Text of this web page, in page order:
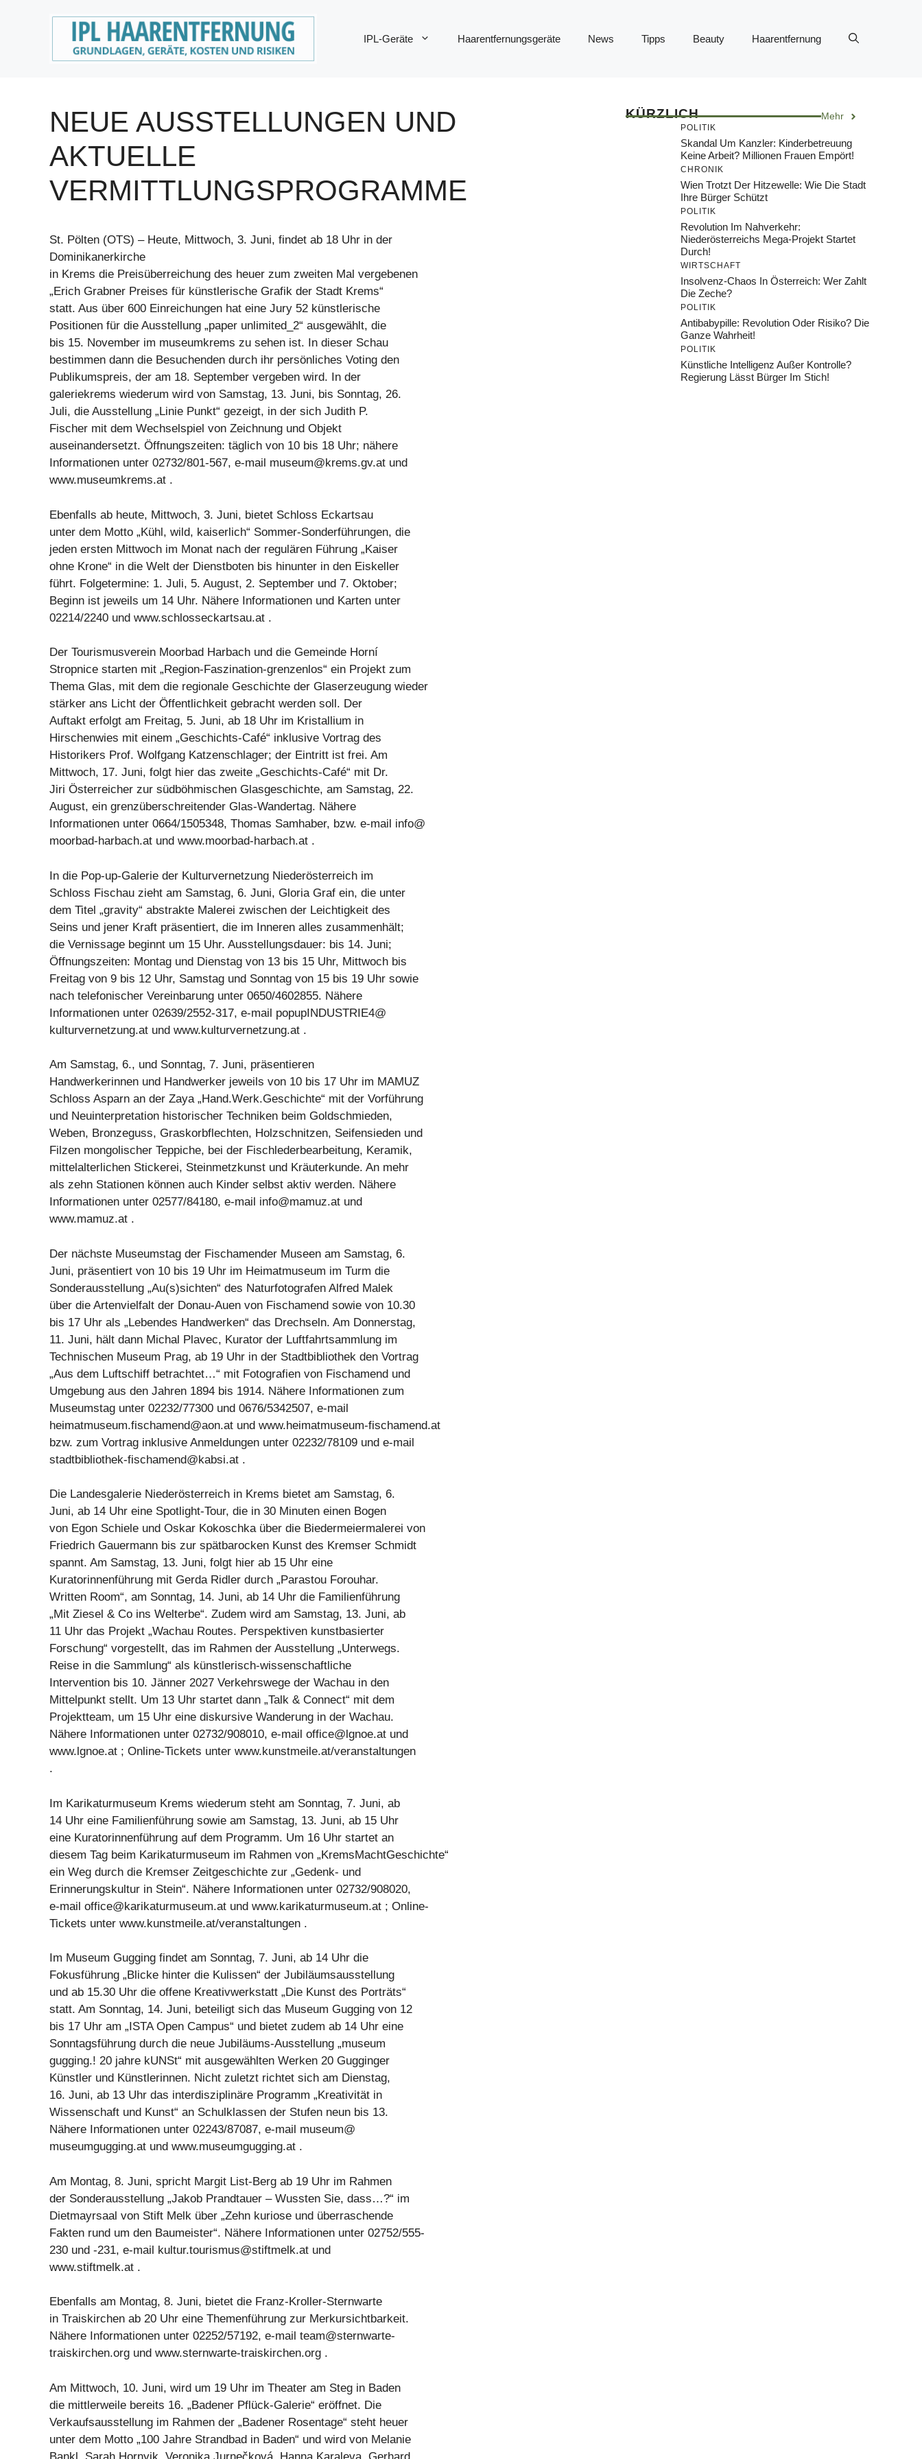
IPL-Geräte Haarentfernungsgeräte News Tipps Beauty Haarentfernung
NEUE AUSSTELLUNGEN UND
AKTUELLE
VERMITTLUNGSPROGRAMME
St. Pölten (OTS) – Heute, Mittwoch, 3. Juni, findet ab 18 Uhr in der
Dominikanerkirche
in Krems die Preisüberreichung des heuer zum zweiten Mal vergebenen
„Erich Grabner Preises für künstlerische Grafik der Stadt Krems“
statt. Aus über 600 Einreichungen hat eine Jury 52 künstlerische
Positionen für die Ausstellung „paper unlimited_2“ ausgewählt, die
bis 15. November im museumkrems zu sehen ist. In dieser Schau
bestimmen dann die Besuchenden durch ihr persönliches Voting den
Publikumspreis, der am 18. September vergeben wird. In der
galeriekrems wiederum wird von Samstag, 13. Juni, bis Sonntag, 26.
Juli, die Ausstellung „Linie Punkt“ gezeigt, in der sich Judith P.
Fischer mit dem Wechselspiel von Zeichnung und Objekt
auseinandersetzt. Öffnungszeiten: täglich von 10 bis 18 Uhr; nähere
Informationen unter 02732/801-567, e-mail museum@krems.gv.at und
www.museumkrems.at .
Ebenfalls ab heute, Mittwoch, 3. Juni, bietet Schloss Eckartsau
unter dem Motto „Kühl, wild, kaiserlich“ Sommer-Sonderführungen, die
jeden ersten Mittwoch im Monat nach der regulären Führung „Kaiser
ohne Krone“ in die Welt der Dienstboten bis hinunter in den Eiskeller
führt. Folgetermine: 1. Juli, 5. August, 2. September und 7. Oktober;
Beginn ist jeweils um 14 Uhr. Nähere Informationen und Karten unter
02214/2240 und www.schlosseckartsau.at .
Der Tourismusverein Moorbad Harbach und die Gemeinde Horní
Stropnice starten mit „Region-Faszination-grenzenlos“ ein Projekt zum
Thema Glas, mit dem die regionale Geschichte der Glaserzeugung wieder
stärker ans Licht der Öffentlichkeit gebracht werden soll. Der
Auftakt erfolgt am Freitag, 5. Juni, ab 18 Uhr im Kristallium in
Hirschenwies mit einem „Geschichts-Café“ inklusive Vortrag des
Historikers Prof. Wolfgang Katzenschlager; der Eintritt ist frei. Am
Mittwoch, 17. Juni, folgt hier das zweite „Geschichts-Café“ mit Dr.
Jiri Österreicher zur südböhmischen Glasgeschichte, am Samstag, 22.
August, ein grenzüberschreitender Glas-Wandertag. Nähere
Informationen unter 0664/1505348, Thomas Samhaber, bzw. e-mail info@
moorbad-harbach.at und www.moorbad-harbach.at .
In die Pop-up-Galerie der Kulturvernetzung Niederösterreich im
Schloss Fischau zieht am Samstag, 6. Juni, Gloria Graf ein, die unter
dem Titel „gravity“ abstrakte Malerei zwischen der Leichtigkeit des
Seins und jener Kraft präsentiert, die im Inneren alles zusammenhält;
die Vernissage beginnt um 15 Uhr. Ausstellungsdauer: bis 14. Juni;
Öffnungszeiten: Montag und Dienstag von 13 bis 15 Uhr, Mittwoch bis
Freitag von 9 bis 12 Uhr, Samstag und Sonntag von 15 bis 19 Uhr sowie
nach telefonischer Vereinbarung unter 0650/4602855. Nähere
Informationen unter 02639/2552-317, e-mail popupINDUSTRIE4@
kulturvernetzung.at und www.kulturvernetzung.at .
Am Samstag, 6., und Sonntag, 7. Juni, präsentieren
Handwerkerinnen und Handwerker jeweils von 10 bis 17 Uhr im MAMUZ
Schloss Asparn an der Zaya „Hand.Werk.Geschichte“ mit der Vorführung
und Neuinterpretation historischer Techniken beim Goldschmieden,
Weben, Bronzeguss, Graskorbflechten, Holzschnitzen, Seifensieden und
Filzen mongolischer Teppiche, bei der Fischlederbearbeitung, Keramik,
mittelalterlichen Stickerei, Steinmetzkunst und Kräuterkunde. An mehr
als zehn Stationen können auch Kinder selbst aktiv werden. Nähere
Informationen unter 02577/84180, e-mail info@mamuz.at und
www.mamuz.at .
Der nächste Museumstag der Fischamender Museen am Samstag, 6.
Juni, präsentiert von 10 bis 19 Uhr im Heimatmuseum im Turm die
Sonderausstellung „Au(s)sichten“ des Naturfotografen Alfred Malek
über die Artenvielfalt der Donau-Auen von Fischamend sowie von 10.30
bis 17 Uhr als „Lebendes Handwerken“ das Drechseln. Am Donnerstag,
11. Juni, hält dann Michal Plavec, Kurator der Luftfahrtsammlung im
Technischen Museum Prag, ab 19 Uhr in der Stadtbibliothek den Vortrag
„Aus dem Luftschiff betrachtet…“ mit Fotografien von Fischamend und
Umgebung aus den Jahren 1894 bis 1914. Nähere Informationen zum
Museumstag unter 02232/77300 und 0676/5342507, e-mail
heimatmuseum.fischamend@aon.at und www.heimatmuseum-fischamend.at
bzw. zum Vortrag inklusive Anmeldungen unter 02232/78109 und e-mail
stadtbibliothek-fischamend@kabsi.at .
Die Landesgalerie Niederösterreich in Krems bietet am Samstag, 6.
Juni, ab 14 Uhr eine Spotlight-Tour, die in 30 Minuten einen Bogen
von Egon Schiele und Oskar Kokoschka über die Biedermeiermalerei von
Friedrich Gauermann bis zur spätbarocken Kunst des Kremser Schmidt
spannt. Am Samstag, 13. Juni, folgt hier ab 15 Uhr eine
Kuratorinnenführung mit Gerda Ridler durch „Parastou Forouhar.
Written Room“, am Sonntag, 14. Juni, ab 14 Uhr die Familienführung
„Mit Ziesel & Co ins Welterbe“. Zudem wird am Samstag, 13. Juni, ab
11 Uhr das Projekt „Wachau Routes. Perspektiven kunstbasierter
Forschung“ vorgestellt, das im Rahmen der Ausstellung „Unterwegs.
Reise in die Sammlung“ als künstlerisch-wissenschaftliche
Intervention bis 10. Jänner 2027 Verkehrswege der Wachau in den
Mittelpunkt stellt. Um 13 Uhr startet dann „Talk & Connect“ mit dem
Projektteam, um 15 Uhr eine diskursive Wanderung in der Wachau.
Nähere Informationen unter 02732/908010, e-mail office@lgnoe.at und
www.lgnoe.at ; Online-Tickets unter www.kunstmeile.at/veranstaltungen
.
Im Karikaturmuseum Krems wiederum steht am Sonntag, 7. Juni, ab
14 Uhr eine Familienführung sowie am Samstag, 13. Juni, ab 15 Uhr
eine Kuratorinnenführung auf dem Programm. Um 16 Uhr startet an
diesem Tag beim Karikaturmuseum im Rahmen von „KremsMachtGeschichte“
ein Weg durch die Kremser Zeitgeschichte zur „Gedenk- und
Erinnerungskultur in Stein“. Nähere Informationen unter 02732/908020,
e-mail office@karikaturmuseum.at und www.karikaturmuseum.at ; Online-
Tickets unter www.kunstmeile.at/veranstaltungen .
Im Museum Gugging findet am Sonntag, 7. Juni, ab 14 Uhr die
Fokusführung „Blicke hinter die Kulissen“ der Jubiläumsausstellung
und ab 15.30 Uhr die offene Kreativwerkstatt „Die Kunst des Porträts“
statt. Am Sonntag, 14. Juni, beteiligt sich das Museum Gugging von 12
bis 17 Uhr am „ISTA Open Campus“ und bietet zudem ab 14 Uhr eine
Sonntagsführung durch die neue Jubiläums-Ausstellung „museum
gugging.! 20 jahre kUNSt“ mit ausgewählten Werken 20 Gugginger
Künstler und Künstlerinnen. Nicht zuletzt richtet sich am Dienstag,
16. Juni, ab 13 Uhr das interdisziplinäre Programm „Kreativität in
Wissenschaft und Kunst“ an Schulklassen der Stufen neun bis 13.
Nähere Informationen unter 02243/87087, e-mail museum@
museumgugging.at und www.museumgugging.at .
Am Montag, 8. Juni, spricht Margit List-Berg ab 19 Uhr im Rahmen
der Sonderausstellung „Jakob Prandtauer – Wussten Sie, dass…?“ im
Dietmayrsaal von Stift Melk über „Zehn kuriose und überraschende
Fakten rund um den Baumeister“. Nähere Informationen unter 02752/555-
230 und -231, e-mail kultur.tourismus@stiftmelk.at und
www.stiftmelk.at .
Ebenfalls am Montag, 8. Juni, bietet die Franz-Kroller-Sternwarte
in Traiskirchen ab 20 Uhr eine Themenführung zur Merkursichtbarkeit.
Nähere Informationen unter 02252/57192, e-mail team@sternwarte-
traiskirchen.org und www.sternwarte-traiskirchen.org .
Am Mittwoch, 10. Juni, wird um 19 Uhr im Theater am Steg in Baden
die mittlerweile bereits 16. „Badener Pflück-Galerie“ eröffnet. Die
Verkaufsausstellung im Rahmen der „Badener Rosentage“ steht heuer
unter dem Motto „100 Jahre Strandbad in Baden“ und wird von Melanie
Bankl, Sarah Hornyik, Veronika Jurnečková, Hanna Karaleva, Gerhard
KÜRZLICH Mehr
POLITIK
Skandal Um Kanzler: Kinderbetreuung
Keine Arbeit? Millionen Frauen Empört!
CHRONIK
Wien Trotzt Der Hitzewelle: Wie Die Stadt
Ihre Bürger Schützt
POLITIK
Revolution Im Nahverkehr:
Niederösterreichs Mega-Projekt Startet
Durch!
WIRTSCHAFT
Insolvenz-Chaos In Österreich: Wer Zahlt
Die Zeche?
POLITIK
Antibabypille: Revolution Oder Risiko? Die
Ganze Wahrheit!
POLITIK
Künstliche Intelligenz Außer Kontrolle?
Regierung Lässt Bürger Im Stich!